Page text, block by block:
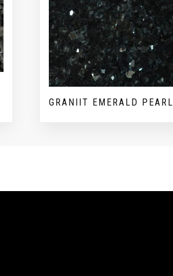
GRANIIT EMERALD PEARL